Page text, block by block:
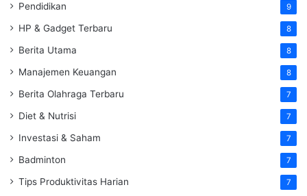
Pendidikan 9
HP & Gadget Terbaru 8
Berita Utama 8
Manajemen Keuangan 8
Berita Olahraga Terbaru 7
Diet & Nutrisi 7
Investasi & Saham 7
Badminton 7
Tips Produktivitas Harian 7